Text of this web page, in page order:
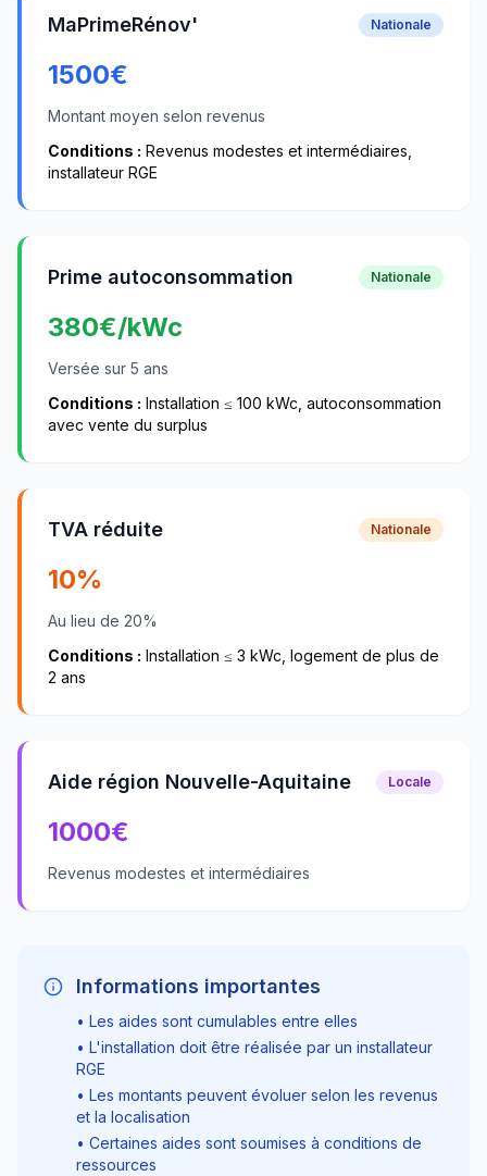
MaPrimeRénov' Nationale
1500€
Montant moyen selon revenus
Conditions : Revenus modestes et intermédiaires,
installateur RGE
Prime autoconsommation Nationale
380€/kWc
Versée sur 5 ans
Conditions : Installation ≤ 100 kWc, autoconsommation
avec vente du surplus
TVA réduite Nationale
10%
Au lieu de 20%
Conditions : Installation ≤ 3 kWc, logement de plus de
2 ans
Aide région Nouvelle-Aquitaine Locale
1000€
Revenus modestes et intermédiaires
Informations importantes
• Les aides sont cumulables entre elles
• L'installation doit être réalisée par un installateur
RGE
• Les montants peuvent évoluer selon les revenus
et la localisation
• Certaines aides sont soumises à conditions de
ressources